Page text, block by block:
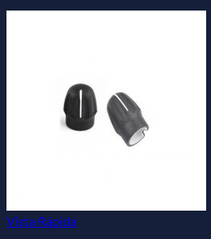
Vista Rápida